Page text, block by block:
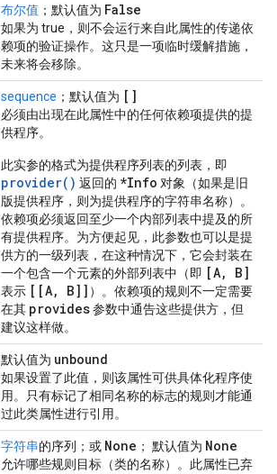
布尔值 ；默认值为 False
如果为 true，则不会运行来自此属性的传递依
赖项的验证操作。这只是一项临时缓解措施，
未来将会移除。
sequence ；默认值为 []
必须由出现在此属性中的任何依赖项提供的提
供程序。
此实参的格式为提供程序列表的列表，即
provider() 返回的 *Info 对象（如果是旧
版提供程序，则为提供程序的字符串名称）。
依赖项必须返回至少一个内部列表中提及的所
有提供程序。为方便起见，此参数也可以是提
供方的一级列表，在这种情况下，它会封装在
一个包含一个元素的外部列表中（即 [A, B]
表示 [[A, B]] ）。依赖项的规则不一定需要
在其 provides参数中通告这些提供方，但
建议这样做。
默认值为 unbound
如果设置了此值，则该属性可供具体化程序使
用。只有标记了相同名称的标志的规则才能通
过此类属性进行引用。
字符串的序列；或 None ； 默认值为 None
允许哪些规则目标（类的名称）。此属性已弃